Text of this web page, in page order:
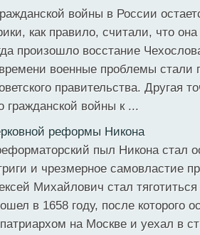
войны в России
как правило, считали, что
произошло восстание
военные проблемы стали
правительства. Другая
гражданской войны к ...
реформы Никона
пыл Никона стал
и чрезмерное самовластие
Михайлович стал
в 1658 году, после которого
на Москве и уехал в